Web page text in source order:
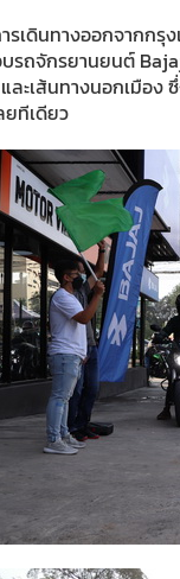
ารเดินทางออกจากก
รถจักรยานยนต์
ละเส้นทางนอกเมือง
ยทีเดียว